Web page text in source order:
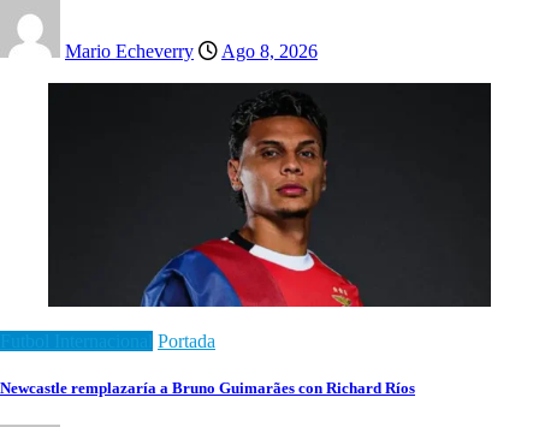
Mario Echeverry Ago 8, 2026
Portada
Newcastle remplazaría a Bruno Guimarães con Richard Ríos